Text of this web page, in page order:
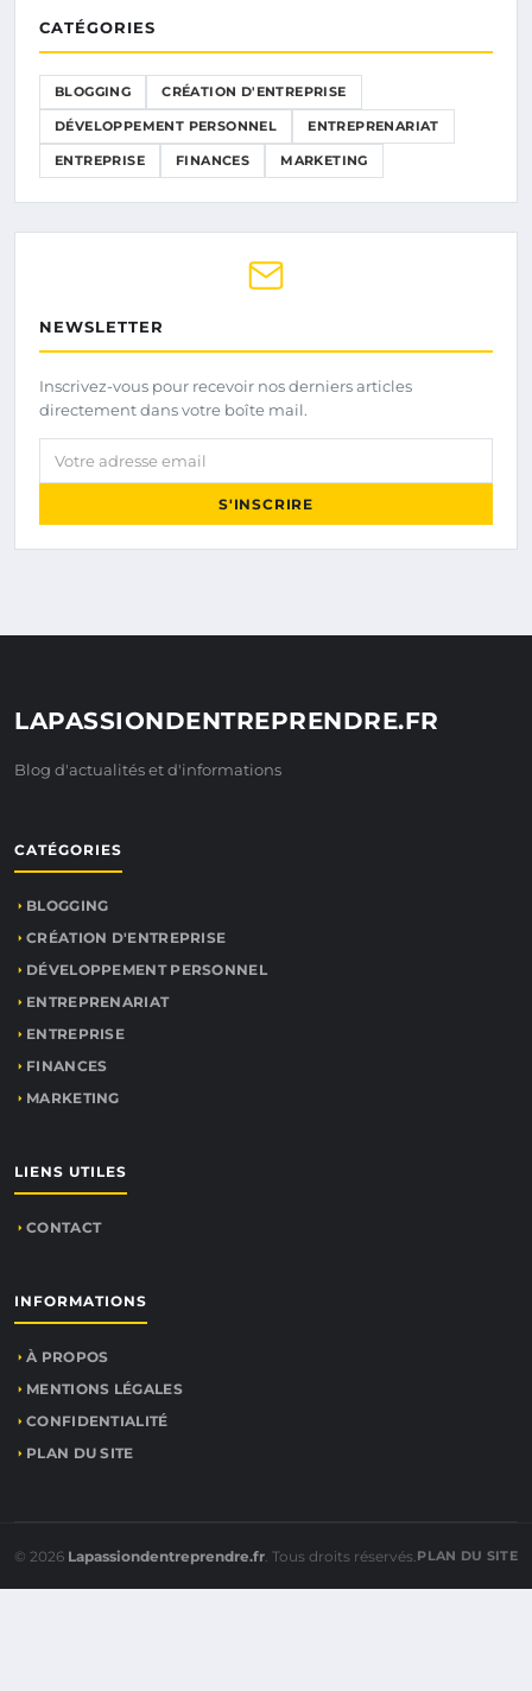
CATÉGORIES
BLOGGING CRÉATION D'ENTREPRISE
DÉVELOPPEMENT PERSONNEL ENTREPRENARIAT
ENTREPRISE FINANCES MARKETING
NEWSLETTER
Inscrivez-vous pour recevoir nos derniers articles
directement dans votre boîte mail.
Votre adresse email
S'INSCRIRE
LAPASSIONDENTREPRENDRE.FR
Blog d'actualités et d'informations
CATÉGORIES
BLOGGING
CRÉATION D'ENTREPRISE
DÉVELOPPEMENT PERSONNEL
ENTREPRENARIAT
ENTREPRISE
FINANCES
MARKETING
LIENS UTILES
CONTACT
INFORMATIONS
À PROPOS
MENTIONS LÉGALES
CONFIDENTIALITÉ
PLAN DU SITE
© 2026 Lapassiondentreprendre.fr. Tous droits réservés.PLAN DU SITE